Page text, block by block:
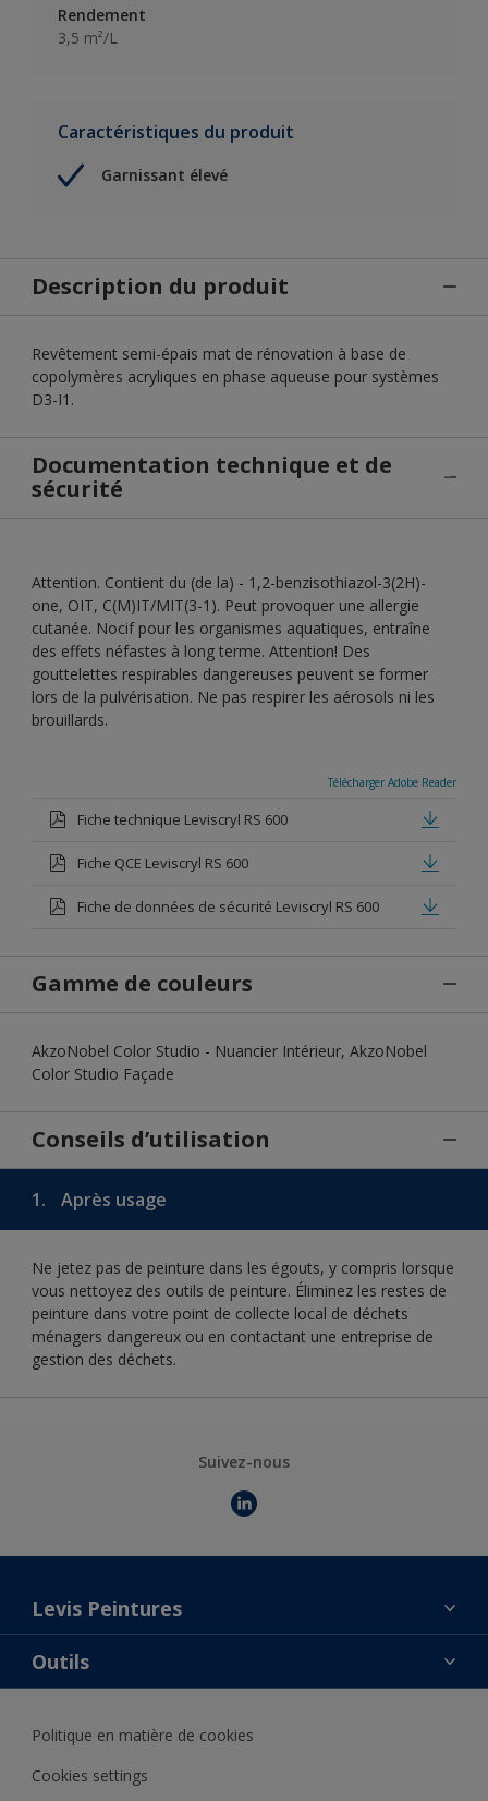
Rendement
3,5 m²/L
Caractéristiques du produit
Garnissant élevé
Description du produit
Revêtement semi-épais mat de rénovation à base de
copolymères acryliques en phase aqueuse pour systèmes
D3-I1.
Documentation technique et de
sécurité
Attention. Contient du (de la) - 1,2-benzisothiazol-3(2H)-
one, OIT, C(M)IT/MIT(3-1). Peut provoquer une allergie
cutanée. Nocif pour les organismes aquatiques, entraîne
des effets néfastes à long terme. Attention! Des
gouttelettes respirables dangereuses peuvent se former
lors de la pulvérisation. Ne pas respirer les aérosols ni les
brouillards.
Télécharger Adobe Reader
Fiche technique Leviscryl RS 600
Fiche QCE Leviscryl RS 600
Fiche de données de sécurité Leviscryl RS 600
Gamme de couleurs
AkzoNobel Color Studio - Nuancier Intérieur, AkzoNobel
Color Studio Façade
Conseils d’utilisation
1. Après usage
Ne jetez pas de peinture dans les égouts, y compris lorsque
vous nettoyez des outils de peinture. Éliminez les restes de
peinture dans votre point de collecte local de déchets
ménagers dangereux ou en contactant une entreprise de
gestion des déchets.
Suivez-nous
Levis Peintures
La marque
Contact
Trouver un produit
Outils
Notre catalogue
Politique en matière de cookies
Cookies settings